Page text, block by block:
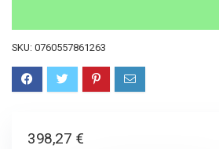
SKU: 0760557861263
398,27 €